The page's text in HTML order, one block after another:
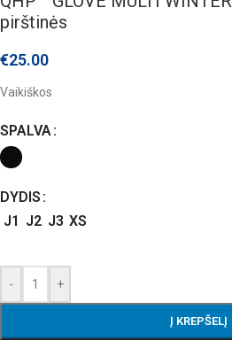
pirštinės
€25.00
Vaikiškos
SPALVA
DYDIS
J1 J2 J3 XS
- +
Į KREPŠELĮ